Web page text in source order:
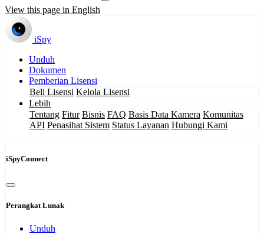
View this page in English
iSpy
Unduh
Dokumen
Pemberian Lisensi
Beli Lisensi Kelola Lisensi
Lebih
Tentang Fitur Bisnis FAQ Basis Data Kamera Komunitas
API Penasihat Sistem Status Layanan Hubungi Kami
iSpyConnect
Perangkat Lunak
Unduh